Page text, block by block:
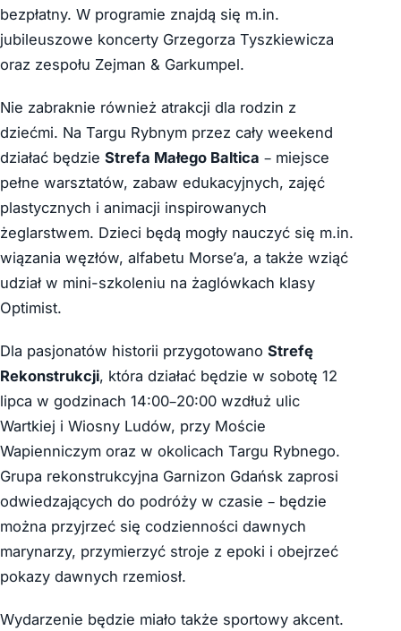
bezpłatny. W programie znajdą się m.in.
jubileuszowe koncerty Grzegorza Tyszkiewicza
oraz zespołu Zejman & Garkumpel.
Nie zabraknie również atrakcji dla rodzin z
dziećmi. Na Targu Rybnym przez cały weekend
działać będzie Strefa Małego Baltica – miejsce
pełne warsztatów, zabaw edukacyjnych, zajęć
plastycznych i animacji inspirowanych
żeglarstwem. Dzieci będą mogły nauczyć się m.in.
wiązania węzłów, alfabetu Morse’a, a także wziąć
udział w mini-szkoleniu na żaglówkach klasy
Optimist.
Dla pasjonatów historii przygotowano Strefę
Rekonstrukcji, która działać będzie w sobotę 12
lipca w godzinach 14:00–20:00 wzdłuż ulic
Wartkiej i Wiosny Ludów, przy Moście
Wapienniczym oraz w okolicach Targu Rybnego.
Grupa rekonstrukcyjna Garnizon Gdańsk zaprosi
odwiedzających do podróży w czasie – będzie
można przyjrzeć się codzienności dawnych
marynarzy, przymierzyć stroje z epoki i obejrzeć
pokazy dawnych rzemiosł.
Wydarzenie będzie miało także sportowy akcent.